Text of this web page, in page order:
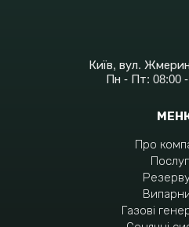
Київ, вул.
Пн - Пт: 08:00
Про
Газові